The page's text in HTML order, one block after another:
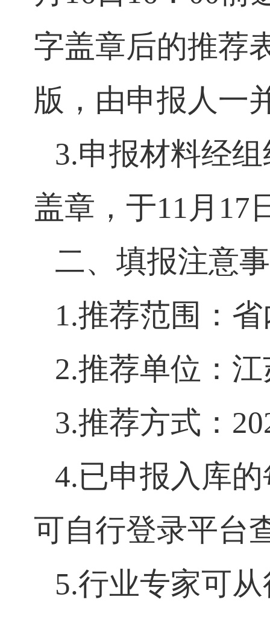
仲裁员推荐表
月
日 16：00
字盖章后的推
版，由申报人
3. 申报材料
盖章，于11 月17
二、填报注意
1.推荐范围：
2.推荐单位：
3.推荐方式：
4.已申报入库